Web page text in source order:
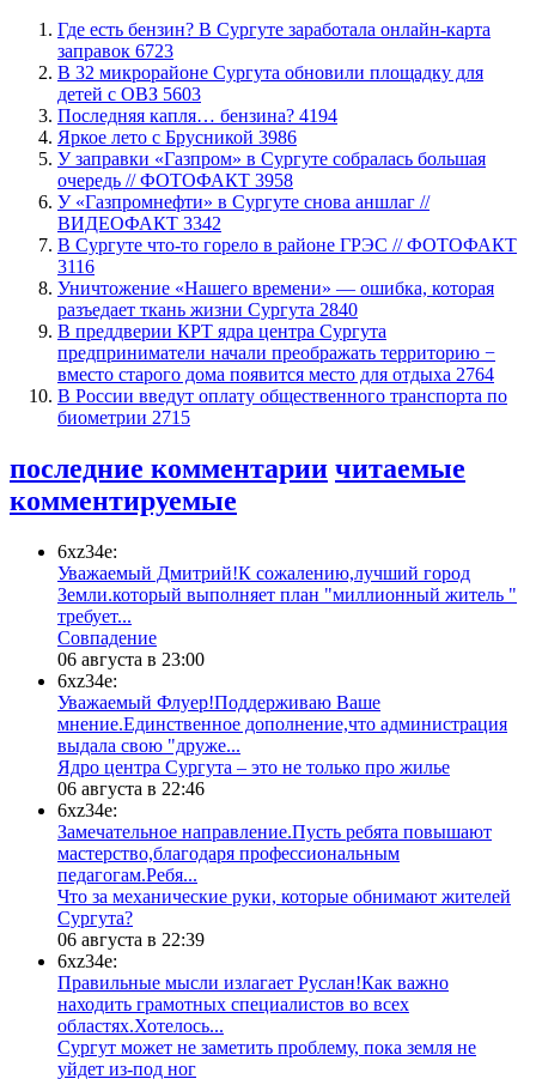
​Где есть бензин? В Сургуте заработала онлайн-карта
заправок 6723
В 32 микрорайоне Сургута обновили площадку для
детей с ОВЗ 5603
​Последняя капля… бензина? 4194
Яркое лето с Брусникой 3986
​У заправки «Газпром» в Сургуте собралась большая
очередь // ФОТОФАКТ 3958
У «Газпромнефти» в Сургуте снова аншлаг //
ВИДЕОФАКТ 3342
​В Сургуте что-то горело в районе ГРЭС // ФОТОФАКТ
3116
​Уничтожение «Нашего времени» — ошибка, которая
разъедает ткань жизни Сургута 2840
​В преддверии КРТ ядра центра Сургута
предприниматели начали преображать территорию −
вместо старого дома появится место для отдыха 2764
В России введут оплату общественного транспорта по
биометрии 2715
последние комментарии читаемые
комментируемые
6xz34e:
Уважаемый Дмитрий!К сожалению,лучший город
Земли.который выполняет план "миллионный житель "
требует...
​Совпадение
06 августа в 23:00
6xz34e:
Уважаемый Флуер!Поддерживаю Ваше
мнение.Единственное дополнение,что администрация
выдала свою "друже...
​Ядро центра Сургута ‒ это не только про жилье
06 августа в 22:46
6xz34e:
Замечательное направление.Пусть ребята повышают
мастерство,благодаря профессиональным
педагогам.Ребя...
​Что за механические руки, которые обнимают жителей
Сургута?
06 августа в 22:39
6xz34e:
Правильные мысли излагает Руслан!Как важно
находить грамотных специалистов во всех
областях.Хотелось...
Сургут может не заметить проблему, пока земля не
уйдет из-под ног